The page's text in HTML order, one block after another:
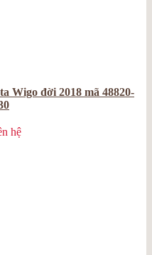
Wigo đời 2018 mã 48820-
hệ